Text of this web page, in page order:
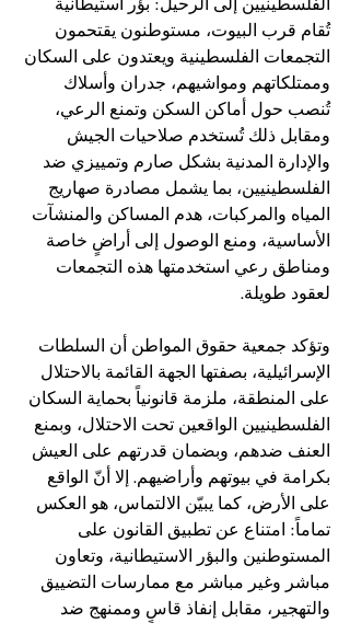
الفلسطينيين إلى الرحيل: بؤر استيطانية
تُقام قرب البيوت، مستوطنون يقتحمون
التجمعات الفلسطينية ويعتدون على السكان
وممتلكاتهم ومواشيهم، جدران وأسلاك
تُنصب حول أماكن السكن وتمنع الرعي،
ومقابل ذلك تُستخدم صلاحيات الجيش
والإدارة المدنية بشكل صارم وتمييزي ضد
الفلسطينيين، بما يشمل مصادرة صهاريج
المياه والمركبات، هدم المساكن والمنشآت
الأساسية، ومنع الوصول إلى أراضٍ خاصة
ومناطق رعي استخدمتها هذه التجمعات
لعقود طويلة.
وتؤكد جمعية حقوق المواطن أن السلطات
الإسرائيلية، بصفتها الجهة القائمة بالاحتلال
على المنطقة، ملزمة قانونياً بحماية السكان
الفلسطينيين الواقعين تحت الاحتلال، وبمنع
العنف ضدهم، وبضمان قدرتهم على العيش
بكرامة في بيوتهم وأراضيهم. إلا أنّ الواقع
على الأرض، كما يبيّن الالتماس، هو العكس
تماماً: امتناع عن تطبيق القانون على
المستوطنين والبؤر الاستيطانية، وتعاون
مباشر وغير مباشر مع ممارسات التضييق
والتهجير، مقابل إنفاذ قاسٍ وممنهج ضد